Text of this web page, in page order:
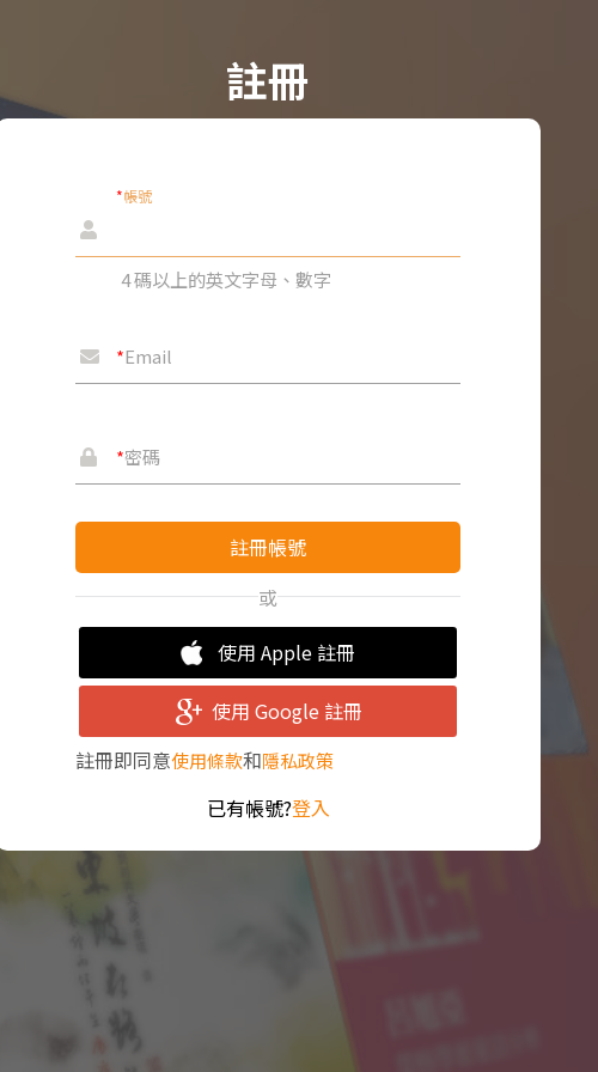
註冊
*帳號
4 碼以上的英文字母、數字
*Email
*密碼
註冊帳號
或
使用 Apple 註冊
使用 Google 註冊
註冊即同意使用條款和隱私政策
已有帳號?登入